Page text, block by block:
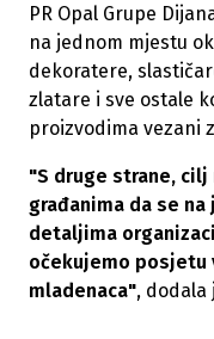
PR Opal Grupe
na jednom mjestu
dekoratere,
zlatare i sve ostale
proizvodima vezani
"S druge strane, cilj
građanima da se
detaljima
očekujemo posjetu
mladenaca", dodala